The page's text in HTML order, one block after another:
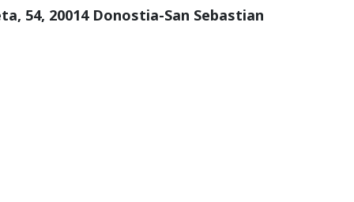
54, 20014 Donostia-San Sebastian